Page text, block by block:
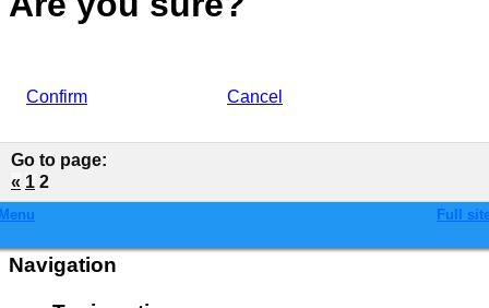
Confirm Cancel
Go to page:
« 1 2
Full
Navigation